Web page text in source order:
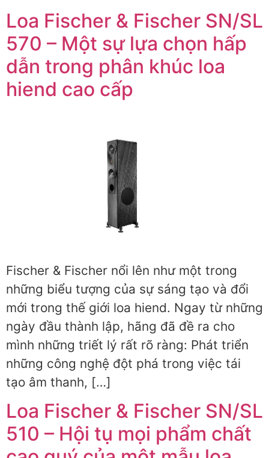
Loa Fischer & Fischer SN/SL
570 – Một sự lựa chọn hấp
dẫn trong phân khúc loa
hiend cao cấp
Fischer & Fischer nổi lên như một trong
những biểu tượng của sự sáng tạo và đổi
mới trong thế giới loa hiend. Ngay từ những
ngày đầu thành lập, hãng đã đề ra cho
mình những triết lý rất rõ ràng: Phát triển
những công nghệ đột phá trong việc tái
tạo âm thanh, […]
Loa Fischer & Fischer SN/SL
510 – Hội tụ mọi phẩm chất